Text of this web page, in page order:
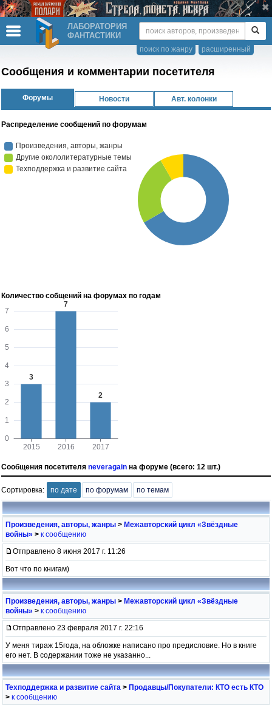
ЛАБОРАТОРИЯ
ФАНТАСТИКИ
расширенный
поиск по жанру
Сообщения и комментарии посетителя
Форумы Новости Авт. колонки
Распределение сообщений по форумам
Количество собщений на форумах по годам
Сообщения посетителя neveragain на форуме (всего: 12 шт.)
Сортировка: по дате по форумам по темам
Произведения, авторы, жанры > Межавторский цикл «Звёздные
войны» > к сообщению
Отправлено 8 июня 2017 г. 11:26
Вот что по книгам)
Произведения, авторы, жанры > Межавторский цикл «Звёздные
войны» > к сообщению
Отправлено 23 февраля 2017 г. 22:16
У меня тираж 15года, на обложке написано про предисловие. Но в книге
его нет. В содержании тоже не указанно...
Техподдержка и развитие сайта > Продавцы/Покупатели: КТО есть КТО
> к сообщению